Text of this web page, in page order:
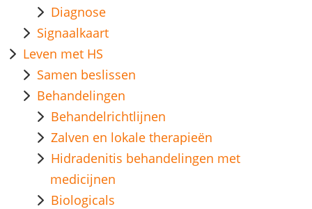
Diagnose
Signaalkaart
Leven met HS
Samen beslissen
Behandelingen
Behandelrichtlijnen
Zalven en lokale therapieën
Hidradenitis behandelingen met
medicijnen
Biologicals